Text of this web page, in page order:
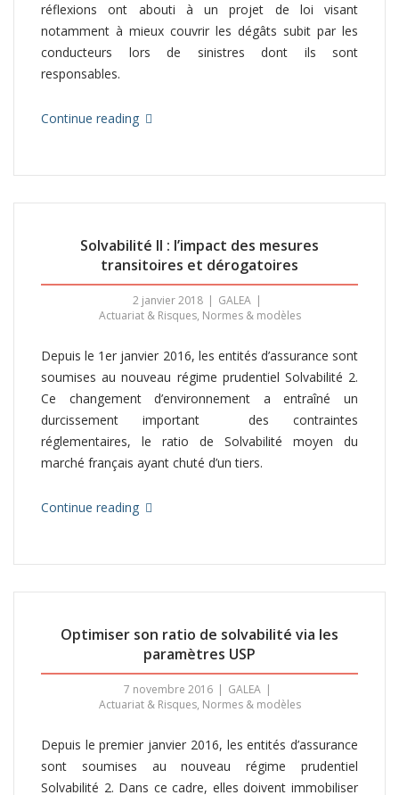
réflexions ont abouti à un projet de loi visant
notamment à mieux couvrir les dégâts subit par les
conducteurs lors de sinistres dont ils sont
responsables.
Continue reading
Solvabilité II : l’impact des mesures
transitoires et dérogatoires
2 janvier 2018
GALEA
Actuariat & Risques, Normes & modèles
Depuis le 1er janvier 2016, les entités d’assurance sont
soumises au nouveau régime prudentiel Solvabilité 2.
Ce changement d’environnement a entraîné un
durcissement important des contraintes
réglementaires, le ratio de Solvabilité moyen du
marché français ayant chuté d’un tiers.
Continue reading
Optimiser son ratio de solvabilité via les
paramètres USP
7 novembre 2016
GALEA
Actuariat & Risques, Normes & modèles
Depuis le premier janvier 2016, les entités d’assurance
sont soumises au nouveau régime prudentiel
Solvabilité 2. Dans ce cadre, elles doivent immobiliser